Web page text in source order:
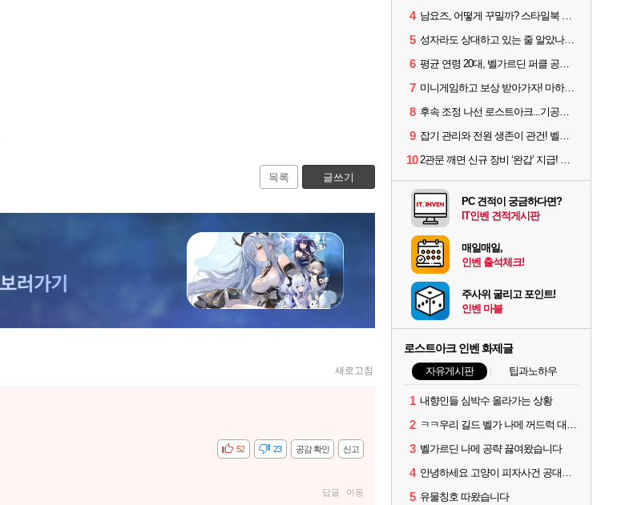
목록 글쓰기
새로고침
신고
공감 확인
비공감 23
52
답글 이동
4 남요즈, 어떻게 꾸밀까? 스타일북 인기 차원술사 커스터마이즈
5 성자라도 상대하고 있는 줄 알았나? 벨가르딘 이모저모
6 평균 연령 20대, 벨가르딘 퍼클 공대 '영로티'를 만나다
7 미니게임하고 보상 받아가자! 마하라카 썸머 캠프 할 일은?
8 후속 조정 나선 로스트아크...기공사, 차원술사 하향
9 잡기 관리와 전원 생존이 관건! 벨가르딘 유물 칭호 획득방법 정리
10 2관문 깨면 신규 장비 ‘완갑’ 지급! 그림자 레이드 벨가르딘 공개
PC 견적이 궁금하다면?
IT인벤 견적게시판
매일매일,
인벤 출석체크!
주사위 굴리고 포인트!
인벤 마블
로스트아크 인벤 화제글
자유게시판 팁과노하우
1 내향인들 심박수 올라가는 상황
2 ㅋㅋ우리 길드 벨가 나메 꺼드럭 대다가 싸움났다
3 벨가르딘 나메 공략 끓여왔습니다
4 안녕하세요 고양이 피자사건 공대원입니다.
5 유물칭호 따왔습니다